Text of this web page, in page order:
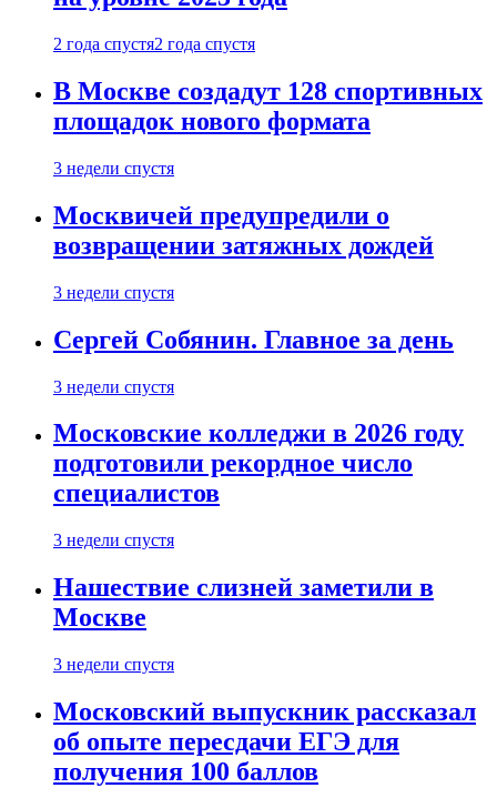
2 года спустя2 года спустя
В Москве создадут 128 спортивных
площадок нового формата
3 недели спустя
Москвичей предупредили о
возвращении затяжных дождей
3 недели спустя
Сергей Собянин. Главное за день
3 недели спустя
Московские колледжи в 2026 году
подготовили рекордное число
специалистов
3 недели спустя
Нашествие слизней заметили в
Москве
3 недели спустя
Московский выпускник рассказал
об опыте пересдачи ЕГЭ для
получения 100 баллов